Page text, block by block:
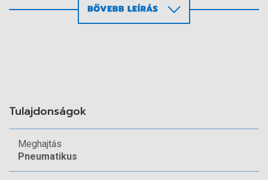
Hosszú löket, (R1A2: 26 mm)
Csökkent levegőfogyasztás, ami kb. 25% -kal
kevesebb, mint az osztályában elérhető
Tulajdonságok
Meghajtás
Pneumatikus